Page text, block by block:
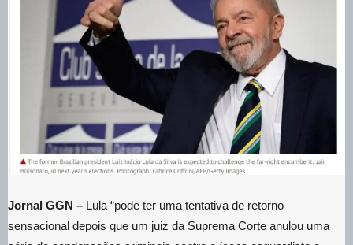
Jornal GGN – Lula “pode ter uma tentativa de retorno
sensacional depois que um juiz da Suprema Corte anulou uma